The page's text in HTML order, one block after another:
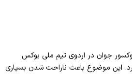
جوان در اردوی تیم ملی بوکس
این موضوع باعث ناراحت شدن بسیاری